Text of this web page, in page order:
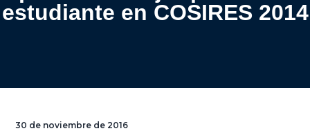
estudiante en COSIRES 2014
30 de noviembre de 2016